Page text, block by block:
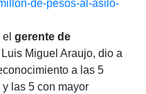
gerente de
Luis Miguel Araujo, dio a
a las 5
las 5 con mayor